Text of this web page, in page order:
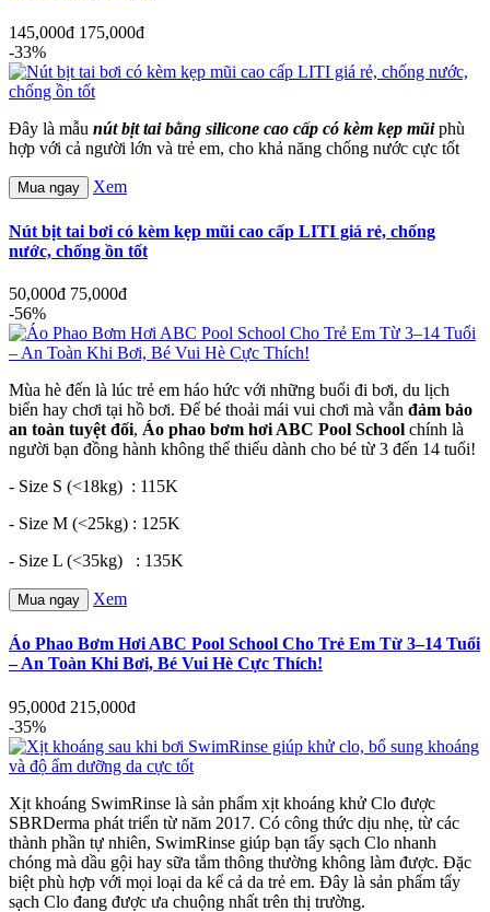
145,000đ 175,000đ
-33%
Đây là mẫu nút bịt tai bằng silicone cao cấp có kèm kẹp mũiphù
hợp với cả người lớn và trẻ em, cho khả năng chống nước cực tốt
Mua ngay Xem
Nút bịt tai bơi có kèm kẹp mũi cao cấp LITI giá rẻ, chống
nước, chống ồn tốt
50,000đ 75,000đ
-56%
Mùa hè đến là lúc trẻ em háo hức với những buổi đi bơi, du lịch
biển hay chơi tại hồ bơi. Để bé thoải mái vui chơi mà vẫn đảm bảo
an toàn tuyệt đối, Áo phao bơm hơi ABC Pool School chính là
người bạn đồng hành không thể thiếu dành cho bé từ 3 đến 14 tuổi!
- Size S (<18kg) : 115K
- Size M (<25kg) : 125K
- Size L (<35kg) : 135K
Mua ngay Xem
Áo Phao Bơm Hơi ABC Pool School Cho Trẻ Em Từ 3–14 Tuổi
– An Toàn Khi Bơi, Bé Vui Hè Cực Thích!
95,000đ 215,000đ
-35%
Xịt khoáng SwimRinse là sản phẩm xịt khoáng khử Clo được
SBRDerma phát triển từ năm 2017. Có công thức dịu nhẹ, từ các
thành phần tự nhiên, SwimRinse giúp bạn tẩy sạch Clo nhanh
chóng mà dầu gội hay sữa tắm thông thường không làm được. Đặc
biệt phù hợp với mọi loại da kể cả da trẻ em. Đây là sản phẩm tẩy
sạch Clo đang được ưa chuộng nhất trên thị trường.